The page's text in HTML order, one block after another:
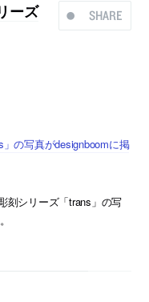
SHARE
ーズ
の写真がdesignboomに掲
刻シリーズ「trans」の写